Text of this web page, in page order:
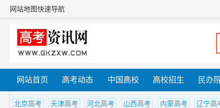
网站地图快速导航
网站首页 高考动态 中国高校 高校招生 民办
北京高考 天津高考 河北高考 山西高考 内蒙高考
辽宁高